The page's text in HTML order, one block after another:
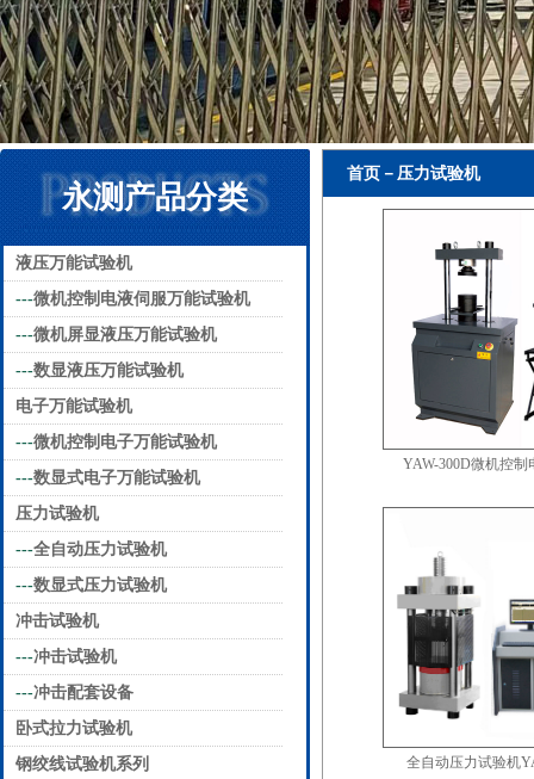
永测产品分类
液压万能试验机
---微机控制电液伺服万能试验机
---微机屏显液压万能试验机
---数显液压万能试验机
电子万能试验机
---微机控制电子万能试验机
---数显式电子万能试验机
压力试验机
---全自动压力试验机
---数显式压力试验机
冲击试验机
---冲击试验机
---冲击配套设备
卧式拉力试验机
钢绞线试验机系列
首页－压力试验机
YAW-300D微机控制
全自动压力试验机